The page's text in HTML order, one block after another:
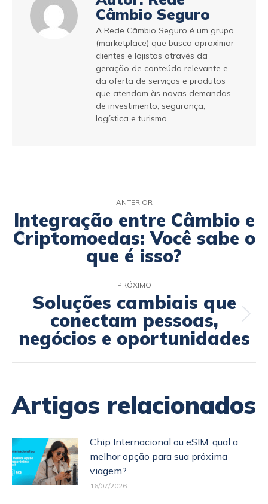
Câmbio Seguro
A Rede Câmbio Seguro é um grupo
(marketplace) que busca aproximar
clientes e lojistas através da
geração de conteúdo relevante e
da oferta de serviços e produtos
que atendam às novas demandas
de investimento, segurança,
logística e turismo.
ANTERIOR
Integração entre Câmbio e
Criptomoedas: Você sabe o
que é isso?
PRÓXIMO
Soluções cambiais que
conectam pessoas,
negócios e oportunidades
Artigos relacionados
Chip Internacional ou eSIM: qual a
melhor opção para sua próxima
viagem?
16/07/2026